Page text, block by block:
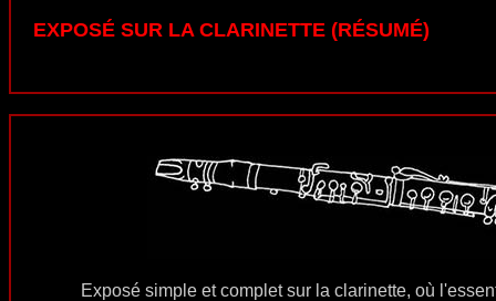
EXPOSÉ SUR LA CLARINETTE (RÉSUMÉ)
Exposé simple et complet sur la clarinette, où